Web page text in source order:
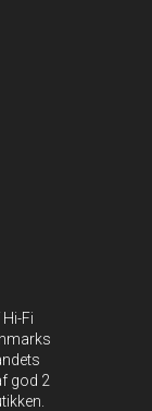
Fi
god 2